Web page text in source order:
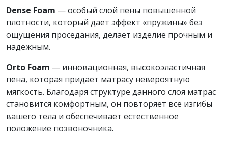
Dense Foam — особый слой пены повышенной
плотности, который дает эффект «пружины» без
ощущения проседания, делает изделие прочным и
надежным.
Orto Foam — инновационная, высокоэластичная
пена, которая придает матрасу невероятную
мягкость. Благодаря структуре данного слоя матрас
становится комфортным, он повторяет все изгибы
вашего тела и обеспечивает естественное
положение позвоночника.